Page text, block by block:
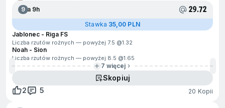
9Za 9h 29.72
Stawka 35,00 PLN
Jablonec - Riga FS
Liczba rzutów rożnych — powyżej 7.5 @1.32
Noah - Sion
Liczba rzutów rożnych — powyżej 8.5 @1.65
7 więcej
Skopiuj
2
5 20 Kopii